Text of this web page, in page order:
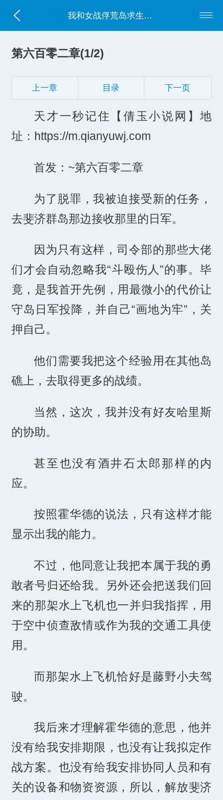
我和女战俘荒岛求生的日子
第六百零二章(1/2)
上一章 目录 下一页
天才一秒记住【倩玉小说网】地
址：https://m.qianyuwj.com
首发：~第六百零二章
为了脱罪，我被迫接受新的任务，
去斐济群岛那边接收那里的日军。
因为只有这样，司令部的那些大佬
们才会自动忽略我“斗殴伤人”的事。毕
竟，是我首开先例，用最微小的代价让
守岛日军投降，并自己“画地为牢”，关
押自己。
他们需要我把这个经验用在其他岛
礁上，去取得更多的战绩。
当然，这次，我并没有好友哈里斯
的协助。
甚至也没有酒井石太郎那样的内
应。
按照霍华德的说法，只有这样才能
显示出我的能力。
不过，他同意让我把本属于我的勇
敢者号归还给我。另外还会把送我们回
来的那架水上飞机也一并归我指挥，用
于空中侦查敌情或作为我的交通工具使
用。
而那架水上飞机恰好是藤野小夫驾
驶。
我后来才理解霍华德的意思，他并
没有给我安排期限，也没有让我拟定作
战方案。也没有给我安排协同人员和有
关的设备和物资资源，所以，解放斐济